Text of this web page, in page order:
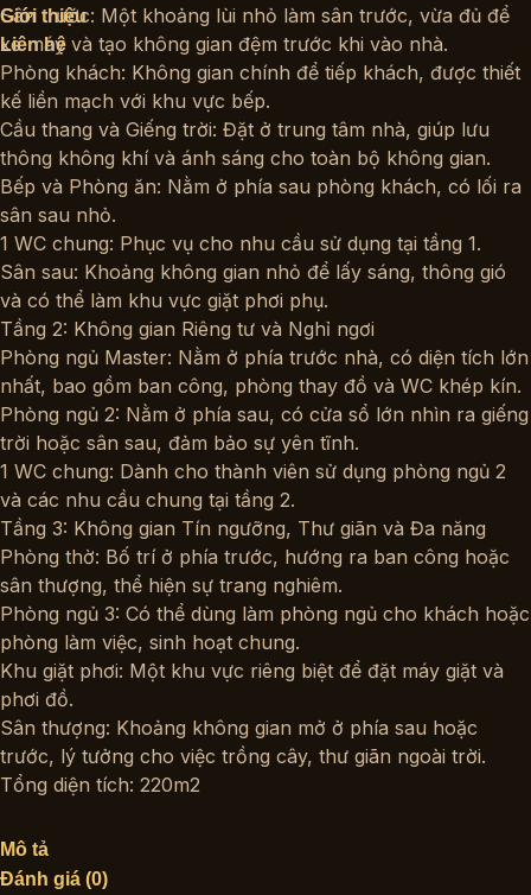
Giới thiệu
Liên hệ
Sân trước: Một khoảng lùi nhỏ làm sân trước, vừa đủ để
xe máy và tạo không gian đệm trước khi vào nhà.
Phòng khách: Không gian chính để tiếp khách, được thiết
kế liền mạch với khu vực bếp.
Cầu thang và Giếng trời: Đặt ở trung tâm nhà, giúp lưu
thông không khí và ánh sáng cho toàn bộ không gian.
Bếp và Phòng ăn: Nằm ở phía sau phòng khách, có lối ra
sân sau nhỏ.
1 WC chung: Phục vụ cho nhu cầu sử dụng tại tầng 1.
Sân sau: Khoảng không gian nhỏ để lấy sáng, thông gió
và có thể làm khu vực giặt phơi phụ.
Tầng 2: Không gian Riêng tư và Nghỉ ngơi
Phòng ngủ Master: Nằm ở phía trước nhà, có diện tích lớn
nhất, bao gồm ban công, phòng thay đồ và WC khép kín.
Phòng ngủ 2: Nằm ở phía sau, có cửa sổ lớn nhìn ra giếng
trời hoặc sân sau, đảm bảo sự yên tĩnh.
1 WC chung: Dành cho thành viên sử dụng phòng ngủ 2
và các nhu cầu chung tại tầng 2.
Tầng 3: Không gian Tín ngưỡng, Thư giãn và Đa năng
Phòng thờ: Bố trí ở phía trước, hướng ra ban công hoặc
sân thượng, thể hiện sự trang nghiêm.
Phòng ngủ 3: Có thể dùng làm phòng ngủ cho khách hoặc
phòng làm việc, sinh hoạt chung.
Khu giặt phơi: Một khu vực riêng biệt để đặt máy giặt và
phơi đồ.
Sân thượng: Khoảng không gian mở ở phía sau hoặc
trước, lý tưởng cho việc trồng cây, thư giãn ngoài trời.
Tổng diện tích: 220m2
Mô tả
Đánh giá (0)